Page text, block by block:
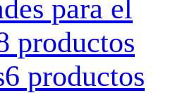
para el
productos
6 productos